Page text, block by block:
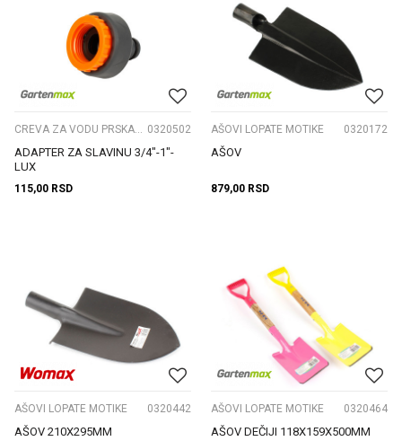
CREVA ZA VODU PRSKALICE I NASTAVCI 0320502
ADAPTER ZA SLAVINU 3/4"-1"-
LUX
115,00 RSD
AŠOVI LOPATE MOTIKE 0320172
AŠOV
879,00 RSD
AŠOVI LOPATE MOTIKE 0320442
AŠOV 210X295MM
AŠOVI LOPATE MOTIKE 0320464
AŠOV DEČIJI 118X159X500MM